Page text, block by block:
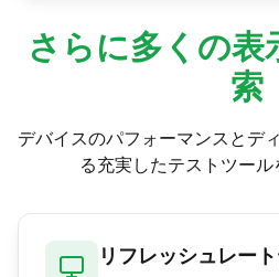
と測定に最適な40×40ピク
提供します。
さらに多くの表
索
デバイスのパフォーマンスとデ
る充実したテストツール
リフレッシュレー